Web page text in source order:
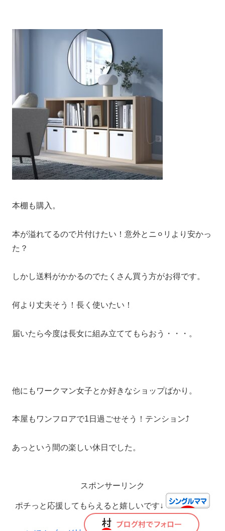
本棚も購入。
本が溢れてるので片付けたい！意外とニ⚪︎リより安かっ
た？
しかし送料がかかるのでたくさん買う方がお得です。
何より丈夫そう！長く使いたい！
届いたら今度は長女に組み立ててもらおう・・・。
他にもワークマン女子とか好きなショップばかり。
本屋もワンフロアで1日過ごせそう！テンション⤴️
あっという間の楽しい休日でした。
スポンサーリンク
ポチっと応援してもらえると嬉しいです↓